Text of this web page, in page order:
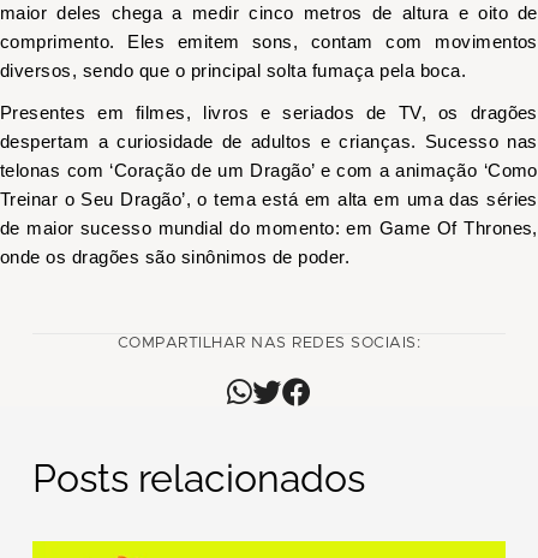
maior deles chega a medir cinco metros de altura e oito de
comprimento. Eles emitem sons, contam com movimentos
diversos, sendo que o principal solta fumaça pela boca.
Presentes em filmes, livros e seriados de TV, os dragões
despertam a curiosidade de adultos e crianças. Sucesso nas
telonas com ‘Coração de um Dragão’ e com a animação ‘Como
Treinar o Seu Dragão’, o tema está em alta em uma das séries
de maior sucesso mundial do momento: em Game Of Thrones,
onde os dragões são sinônimos de poder.
COMPARTILHAR NAS REDES SOCIAIS:
Posts relacionados